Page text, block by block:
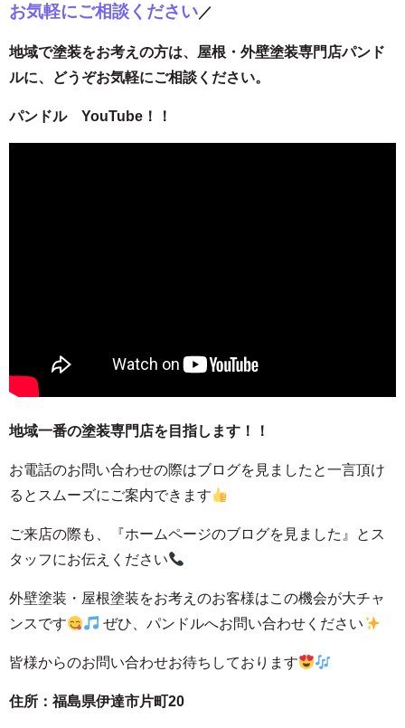
お気軽にご相談ください／
地域で塗装をお考えの方は、屋根・外壁塗装専門店パンド
ルに、どうぞお気軽にご相談ください。
パンドル YouTube！！
地域一番の塗装専門店を目指します！！
お電話のお問い合わせの際はブログを見ましたと一言頂け
るとスムーズにご案内できます
ご来店の際も、
『ホームページのブログを見ました』とス
タッフにお伝えください
外壁塗装・屋根塗装をお考えのお客様はこの機会が大チャ
ンスです
ぜひ、パンドルへお問い合わせください
皆様からのお問い合わせお待ちしております
住所：福島県伊達市片町20